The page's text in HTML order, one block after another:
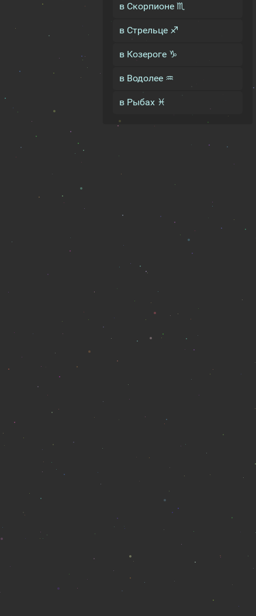
в Скорпионе ♏
в Стрельце ♐
в Козероге ♑
в Водолее ♒
в Рыбах ♓